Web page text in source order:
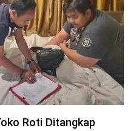
Roti Ditangkap